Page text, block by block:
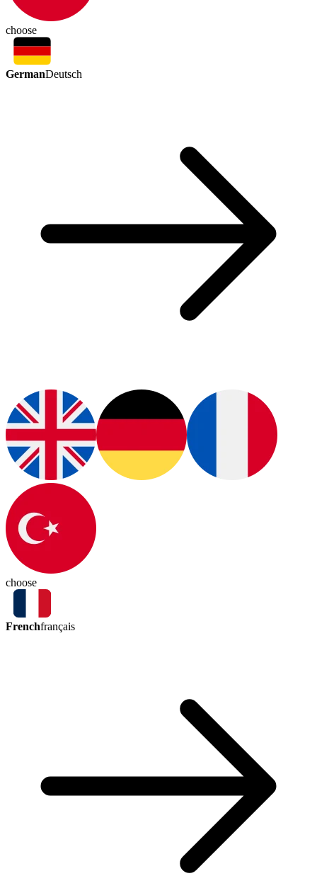
choose
GermanDeutsch
choose
Frenchfrançais